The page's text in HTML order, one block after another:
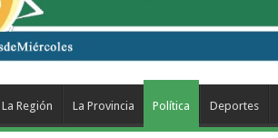
La Región La Provincia Política Deportes